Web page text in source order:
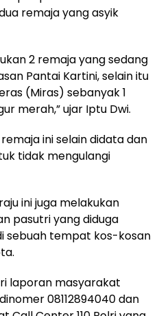
remaja yang asyik
2 remaja yang sedang
Pantai Kartini, selain itu
(Miras) sebanyak 1
merah,” ujar Iptu Dwi.
ini selain didata dan
tidak mengulangi
ini juga melakukan
pasutri yang diduga
sebuah tempat kos-kosan
laporan masyarakat
08112894040 dan